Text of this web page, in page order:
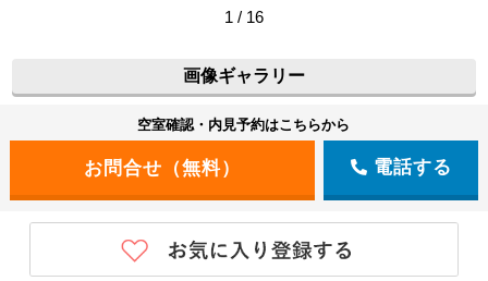
1 / 16
画像ギャラリー
空室確認・内見予約はこちらから
電話する